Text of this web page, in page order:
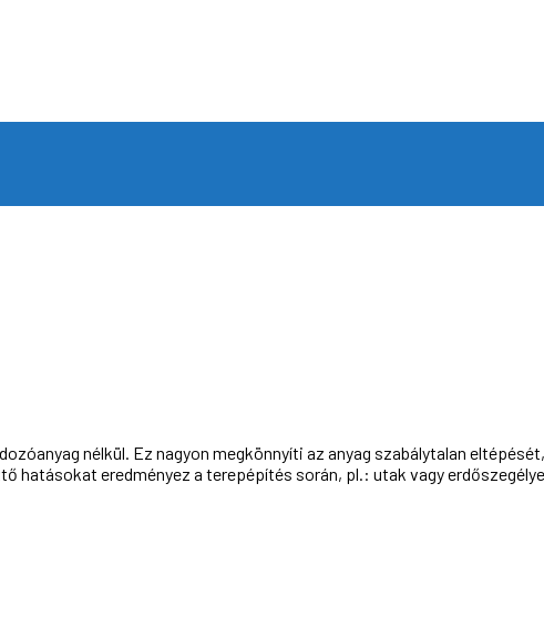
nélkül. Ez nagyon megkönnyíti az anyag szabálytalan
hatásokat eredményez a terepépítés során, pl.: utak vagy